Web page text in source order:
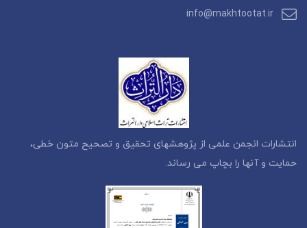
info@makhtootat.ir
انتشارات انجمن علمی از پژوهشهای تحقیق و تصحیح متون خطی،
حمایت و آنها را بچاپ می رساند.